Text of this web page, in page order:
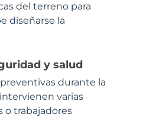
del terreno para
diseñarse la
y salud
durante la
varias
o trabajadores